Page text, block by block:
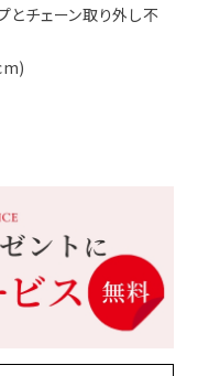
とチェーン取り外し不